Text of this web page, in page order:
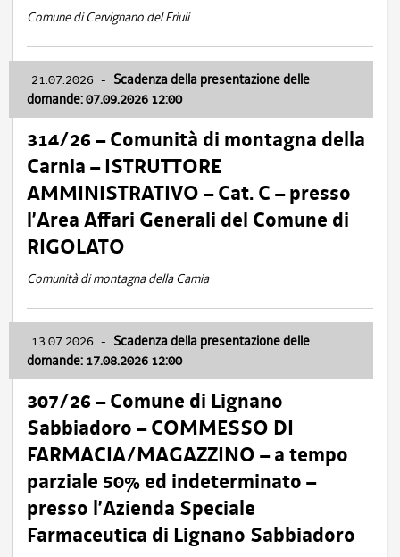
Comune di Cervignano del Friuli
21.07.2026 - Scadenza della presentazione delle
domande: 07.09.2026 12:00
314/26 – Comunità di montagna della
Carnia – ISTRUTTORE
AMMINISTRATIVO – Cat. C – presso
l’Area Affari Generali del Comune di
RIGOLATO
Comunità di montagna della Carnia
13.07.2026 - Scadenza della presentazione delle
domande: 17.08.2026 12:00
307/26 – Comune di Lignano
Sabbiadoro – COMMESSO DI
FARMACIA/MAGAZZINO – a tempo
parziale 50% ed indeterminato –
presso l’Azienda Speciale
Farmaceutica di Lignano Sabbiadoro